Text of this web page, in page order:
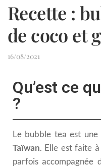
Recette :
de coco et
16/08/2021
Qu’est ce
?
Le bubble tea est une
Taïwan. Elle est faite
parfois accompagnée